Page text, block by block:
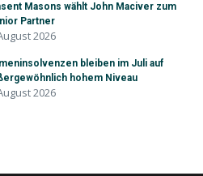
Masons wählt John Maciver zum
Partner
2026
bleiben im Juli auf
hohem Niveau
2026